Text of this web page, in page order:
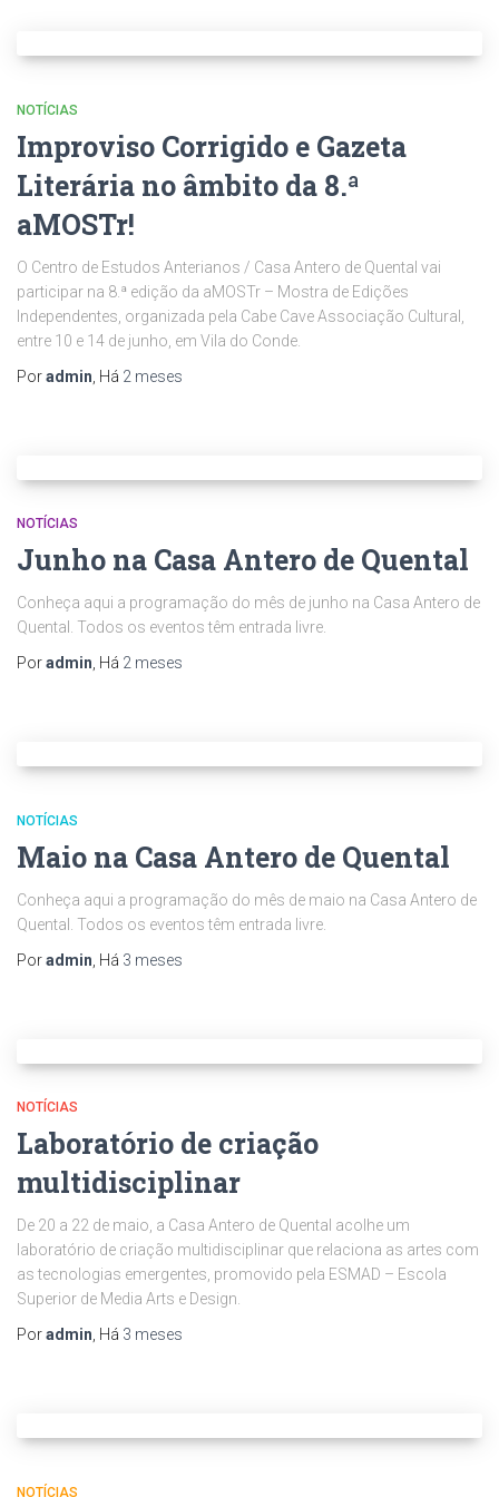
NOTÍCIAS
Improviso Corrigido e Gazeta
Literária no âmbito da 8.ª
aMOSTr!
O Centro de Estudos Anterianos / Casa Antero de Quental vai
participar na 8.ª edição da aMOSTr – Mostra de Edições
Independentes, organizada pela Cabe Cave Associação Cultural,
entre 10 e 14 de junho, em Vila do Conde.
Poradmin , Há 2 meses
NOTÍCIAS
Junho na Casa Antero de Quental
Conheça aqui a programação do mês de junho na Casa Antero de
Quental. Todos os eventos têm entrada livre.
Poradmin , Há 2 meses
NOTÍCIAS
Maio na Casa Antero de Quental
Conheça aqui a programação do mês de maio na Casa Antero de
Quental. Todos os eventos têm entrada livre.
Poradmin , Há 3 meses
NOTÍCIAS
Laboratório de criação
multidisciplinar
De 20 a 22 de maio, a Casa Antero de Quental acolhe um
laboratório de criação multidisciplinar que relaciona as artes com
as tecnologias emergentes, promovido pela ESMAD – Escola
Superior de Media Arts e Design.
Poradmin , Há 3 meses
NOTÍCIAS